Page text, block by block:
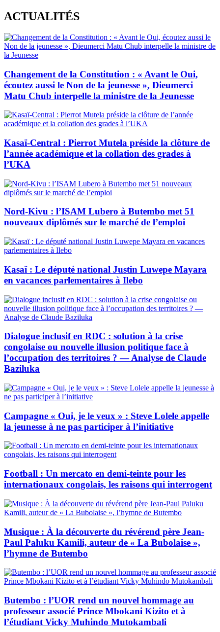
Skip
to
content
ACTUALITÉS
Changement de la Constitution : « Avant le Oui,
écoutez aussi le Non de la jeunesse », Dieumerci
Matu Chub interpelle la ministre de la Jeunesse
Kasaï-Central : Pierrot Mutela préside la clôture de
l’année académique et la collation des grades à
l’UKA
Nord-Kivu : l’ISAM Lubero à Butembo met 51
nouveaux diplômés sur le marché de l’emploi
Kasaï : Le député national Justin Luwepe Mayara
en vacances parlementaires à Ilebo
Dialogue inclusif en RDC : solution à la crise
congolaise ou nouvelle illusion politique face à
l’occupation des territoires ? — Analyse de Claude
Baziluka
Campagne « Oui, je le veux » : Steve Lolele appelle
la jeunesse à ne pas participer à l’initiative
Football : Un mercato en demi-teinte pour les
internationaux congolais, les raisons qui interrogent
Musique : À la découverte du révérend père Jean-
Paul Paluku Kamili, auteur de « La Bubolaise »,
l’hymne de Butembo
Butembo : l’UOR rend un nouvel hommage au
professeur associé Prince Mbokani Kizito et à
l’étudiant Vicky Muhindo Mutokambali